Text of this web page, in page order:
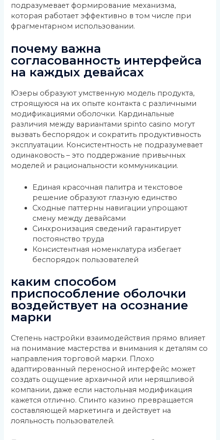
подразумевает формирование механизма,
которая работает эффективно в том числе при
фрагментарном использовании.
почему важна
согласованность интерфейса
на каждых девайсах
Юзеры образуют умственную модель продукта,
строящуюся на их опыте контакта с различными
модификациями оболочки. Кардинальные
различия между вариантами spinto casino могут
вызвать беспорядок и сократить продуктивность
эксплуатации. Консистентность не подразумевает
одинаковость – это поддержание привычных
моделей и рациональности коммуникации.
Единая красочная палитра и текстовое
решение образуют глазную единство
Сходные паттерны навигации упрощают
смену между девайсами
Синхронизация сведений гарантирует
постоянство труда
Консистентная номенклатура избегает
беспорядок пользователей
каким способом
приспособление оболочки
воздействует на осознание
марки
Степень настройки взаимодействия прямо влияет
на понимание мастерства и внимания к деталям со
направления торговой марки. Плохо
адаптированный переносной интерфейс может
создать ощущение архаичной или неряшливой
компании, даже если настольная модификация
кажется отлично. Спинто казино превращается
составляющей маркетинга и действует на
лояльность пользователей.